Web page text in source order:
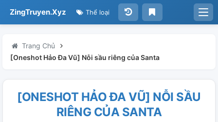
ZingTruyen.Xyz Thể loại
Trang Chủ
[Oneshot Hảo Đa Vũ] Nỗi sầu riêng của Santa
[ONESHOT HẢO ĐA VŨ] NỖI SẦU
RIÊNG CỦA SANTA